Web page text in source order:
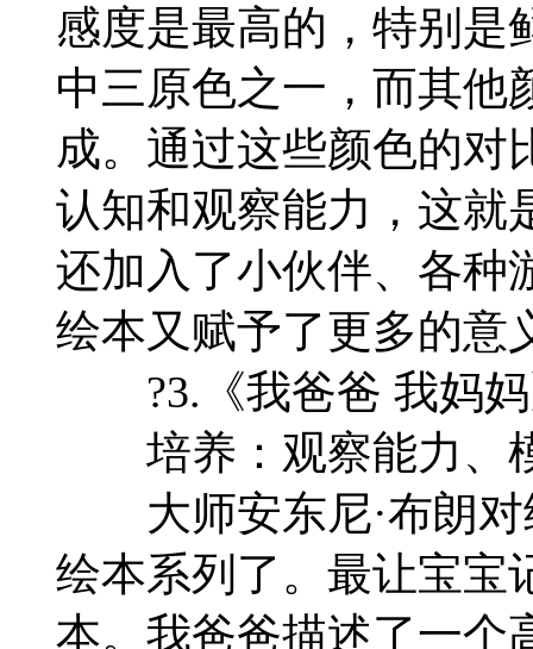
感度是最高的，特别是
中三原色之一，而其他
成。通过这些颜色的对
认知和观察能力，这就
还加入了小伙伴、各种
绘本又赋予了更多的意
?3.《我爸爸 我妈妈
培养：观察能力、
大师安东尼·布朗对
绘本系列了。最让宝宝
本。我爸爸描述了一个